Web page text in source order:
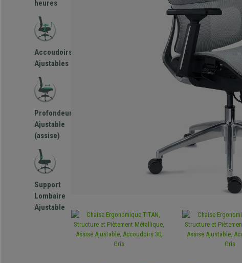
heures
Accoudoirs
Ajustables
Profondeur
Ajustable
(assise)
Support
Lombaire
Ajustable